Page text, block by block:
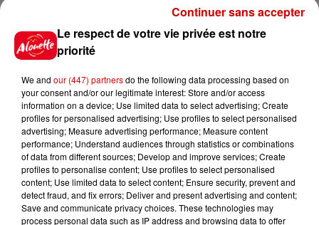
Jeux
Gagnez vos places pour le
Festival du Roi Arthur 2026 !
Gagnez vos entrées pour le
Musée du Sport Automobile au
Le respect de votre vie privée est notre
priorité
We and our (447) partnersdo the following data processing based on
your consent and/or our legitimate interest: Store and/or access
information on a device; Use limited data to select advertising; Create
profiles for personalised advertising; Use profiles to select personalised
advertising; Measure advertising performance; Measure content
performance; Understand audiences through statistics or combinations
of data from different sources; Develop and improve services; Create
profiles to personalise content; Use profiles to select personalised
content; Use limited data to select content; Ensure security, prevent and
detect fraud, and fix errors; Deliver and present advertising and content;
Save and communicate privacy choices. These technologies may
process personal data such as IP address and browsing data to offer
Continuer sans accepter